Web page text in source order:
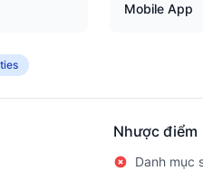
Mobile App
Nhược điểm
Danh mục